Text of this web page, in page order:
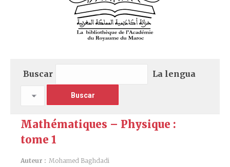
Buscar La lengua
Mathématiques – Physique :
tome 1
Auteur : Mohamed Baghdadi